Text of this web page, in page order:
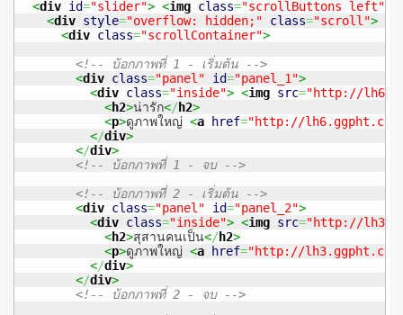
<div id="slider"> <img class="scrollButtons left"
<div style="overflow: hidden;" class="scroll">
<div class="scrollContainer">
<!-- บ้อกภาพที่ 1 - เริ่มต้น -->
<div class="panel" id="panel_1">
<div class="inside"> <img src="http://
<h2>น่ารัก</ h2>
<p>ดูภาพใหญ่ <a href="http://lh6.ggpht.com/
</div>
</div>
<!-- บ้อกภาพที่ 1 - จบ -->
<!-- บ้อกภาพที่ 2 - เริ่มต้น -->
<div class="panel" id="panel_2">
<div class="inside"> <img src="http://
<h2>สุสานคนเป็น</h2>
<p>ดูภาพใหญ่ <a href="http://lh3.ggpht.com/
</div>
</div>
<!-- บ้อกภาพที่ 2 - จบ -->